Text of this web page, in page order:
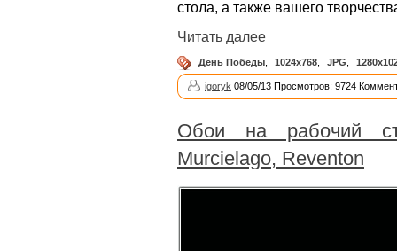
стола, а также вашего
Читать далее
День Победы 1024x768 JPG
igoryk 08/05/13 Просмотров: 9724
Обои на рабочий
Murcielago, Reventon